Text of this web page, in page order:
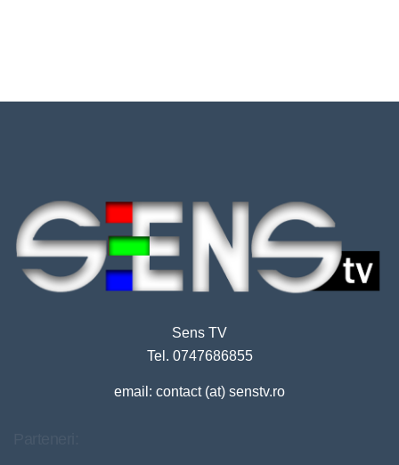
Sens TV
Tel. 0747686855
email: contact (at) senstv.ro